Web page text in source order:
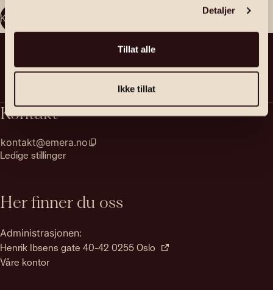
Detaljer
Tillat alle
Ikke tillat
Kontakt megler
Kontakt
kontakt@emera.no
Ledige stillinger
Her finner du oss
Administrasjonen:
Henrik Ibsens gate 40-42 0255 Oslo
Våre kontor